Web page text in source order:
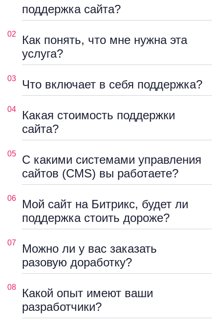
поддержка сайта?
02
Как понять, что мне нужна эта
услуга?
03 Что включает в себя поддержка?
04
Какая стоимость поддержки
сайта?
05
С какими системами управления
сайтов (CMS) вы работаете?
06
Мой сайт на Битрикс, будет ли
поддержка стоить дороже?
07
Можно ли у вас заказать
разовую доработку?
08
Какой опыт имеют ваши
разработчики?